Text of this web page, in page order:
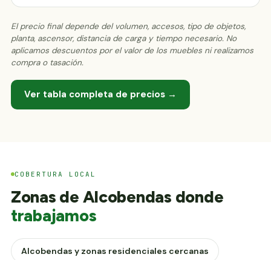
El precio final depende del volumen, accesos, tipo de objetos,
planta, ascensor, distancia de carga y tiempo necesario. No
aplicamos descuentos por el valor de los muebles ni realizamos
compra o tasación.
Ver tabla completa de precios →
COBERTURA LOCAL
Zonas de Alcobendas donde
trabajamos
Alcobendas y zonas residenciales cercanas